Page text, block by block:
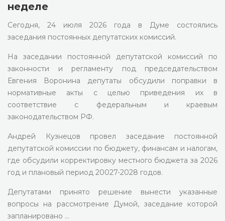
неделе
Сегодня, 24 июля 2026 года в Думе состоялись
заседания постоянных депутатских комиссий.
На заседании постоянной депутатской комиссий по
законности и регламенту под председательством
Евгения Воронина депутаты обсудили поправки в
нормативные акты с целью приведения их в
соответствие с федеральным и краевым
законодательством РФ.
Андрей Кузнецов провел заседание постоянной
депутатской комиссии по бюджету, финансам и налогам,
где обсудили корректировку местного бюджета за 2026
год и плановый период 20027-2028 годов.
Депутатами принято решение вынести указанные
вопросы на рассмотрение Думой, заседание которой
запланировано …